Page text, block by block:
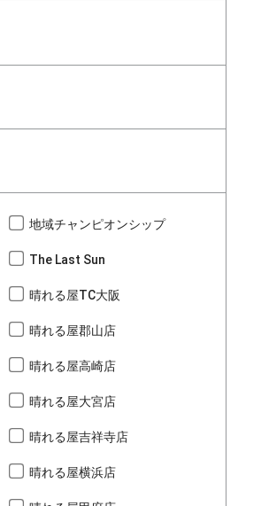
地域チャンピオンシップ
The Last Sun
晴れる屋TC大阪
晴れる屋郡山店
晴れる屋高崎店
晴れる屋大宮店
晴れる屋吉祥寺店
晴れる屋横浜店